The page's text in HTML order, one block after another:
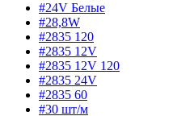
#24V Белые
#28,8W
#2835 120
#2835 12V
#2835 12V 120
#2835 24V
#2835 60
#30 шт/м